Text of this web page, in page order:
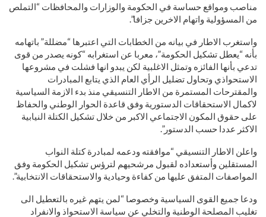
مناصب ومواقع حساسة في الحكومة والوزارات والمحافظات “التملص
من المسؤولية واتهام الاخرين جزافا”.
واستغرب الاطار في بيانه من الخطابات التي اعتبرها “مضللة” باتهامه
بأنه “يعطل تشكيل الحكومة”، معربا عن استغرابه “كونه يصدر من قوى
تدعي بأنها الفائزه وتمثل الاغلبية لكن يبدو انها فشلت في مشروعها
الاستحواذي وتحاول تضليل الرأي العام الذي يتابع المبادرات
والمقترحات المستمرة من الاطار التنسيقي منذ بدء الازمة السياسية
لاكمال الاستحقاقات الدستورية وفق قاعدة الحوار الوطني والحفاظ
على حقوق المكون الاجتماعي الاكبر من خلال تشكيل الكتلة النيابية
الاكثر عددا حسب الدستور”.
واعلن الاطار التنسيقي “موافقته ودعمه لمبادرة كتلة النواب
المستقلين وأستعداده لقبول مرشحيهم لترؤس تشكيل الحكومة وفق
المواصفات المتفق عليها من كفاءة وحيادية والاستحقاقات الانتخابية”.
ودعا جميع القوى السياسية وخصوصا “لمن يتهم غيره بالتعطيل الى
تغليب المصلحة الوطنية والتخلي عن سياسة الاستحواذ والانفراد